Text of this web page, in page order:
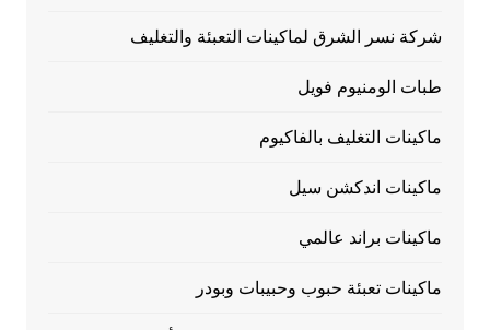
شركة نسر الشرق لماكينات التعبئة والتغليف
طبات الومنيوم فويل
ماكينات التغليف بالفاكيوم
ماكينات اندكشن سيل
ماكينات براند عالمي
ماكينات تعبئة حبوب وحبيبات وبودر